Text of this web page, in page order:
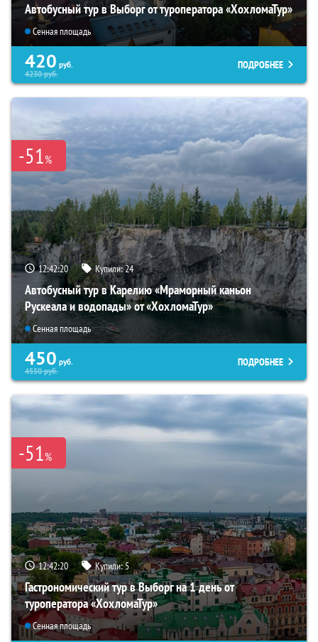
Автобусный тур в Выборг от туроператора «ХохломаТур»
Сенная площадь
420 руб.
4230руб.
ПОДРОБНЕЕ
-51%
12:42:18 Купили:24
Автобусный тур в Карелию «Мраморный каньон
Рускеала и водопады» от «ХохломаТур»
Сенная площадь
450 руб.
4550руб.
ПОДРОБНЕЕ
-51%
12:42:18 Купили:5
Гастрономический тур в Выборг на 1 день от
туроператора «ХохломаТур»
Сенная площадь